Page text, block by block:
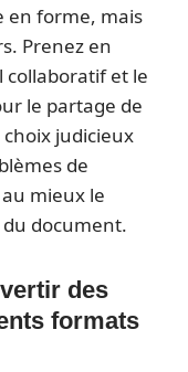
en forme, mais
Prenez en
et le
le partage de
judicieux
de
mieux le
document.
des
formats